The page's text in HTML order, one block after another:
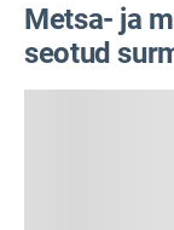
Metsa- ja
seotud